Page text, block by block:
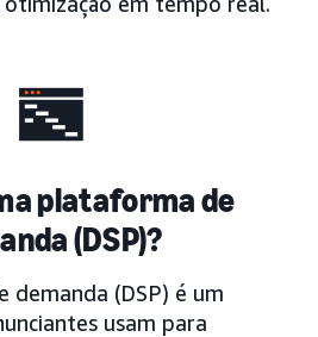
plataforma de
(DSP)?
(DSP) é um
usam para